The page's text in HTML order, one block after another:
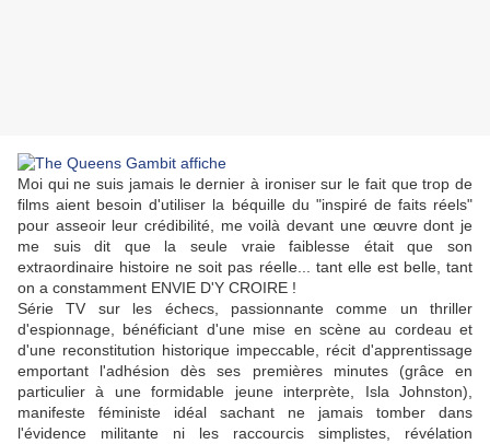
Moi qui ne suis jamais le dernier à ironiser sur le fait que trop de
films aient besoin d'utiliser la béquille du "inspiré de faits réels"
pour asseoir leur crédibilité, me voilà devant une œuvre dont je
me suis dit que la seule vraie faiblesse était que son
extraordinaire histoire ne soit pas réelle... tant elle est belle, tant
on a constamment ENVIE D'Y CROIRE !
Série TV sur les échecs, passionnante comme un thriller
d'espionnage, bénéficiant d'une mise en scène au cordeau et
d'une reconstitution historique impeccable, récit d'apprentissage
emportant l'adhésion dès ses premières minutes (grâce en
particulier à une formidable jeune interprète, Isla Johnston),
manifeste féministe idéal sachant ne jamais tomber dans
l'évidence militante ni les raccourcis simplistes, révélation